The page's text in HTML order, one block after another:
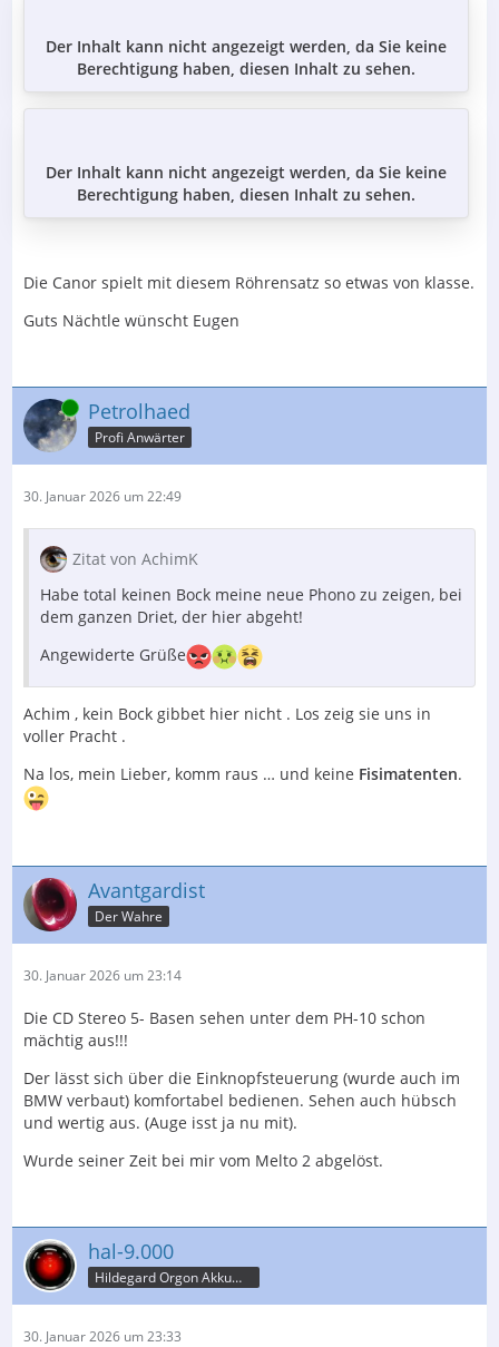
Der Inhalt kann nicht angezeigt werden, da Sie keine
Berechtigung haben, diesen Inhalt zu sehen.
Der Inhalt kann nicht angezeigt werden, da Sie keine
Berechtigung haben, diesen Inhalt zu sehen.
Die Canor spielt mit diesem Röhrensatz so etwas von klasse.
Guts Nächtle wünscht Eugen
Online Petrolhaed
Profi Anwärter
30. Januar 2026 um 22:49
Zitat von AchimK
Habe total keinen Bock meine neue Phono zu zeigen, bei
dem ganzen Driet, der hier abgeht!
Angewiderte Grüße
Achim , kein Bock gibbet hier nicht . Los zeig sie uns in
voller Pracht .
Na los, mein Lieber, komm raus … und keine Fisimatenten.
Avantgardist
Der Wahre
30. Januar 2026 um 23:14
Die CD Stereo 5- Basen sehen unter dem PH-10 schon
mächtig aus!!!
Der lässt sich über die Einknopfsteuerung (wurde auch im
BMW verbaut) komfortabel bedienen. Sehen auch hübsch
und wertig aus. (Auge isst ja nu mit).
Wurde seiner Zeit bei mir vom Melto 2 abgelöst.
hal-9.000
Hildegard Orgon Akkumulator
30. Januar 2026 um 23:33